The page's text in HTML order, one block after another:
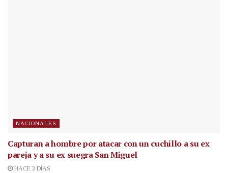
NACIONALES
Capturan a hombre por atacar con un cuchillo a su ex
pareja y a su ex suegra San Miguel
HACE 3 DÍAS